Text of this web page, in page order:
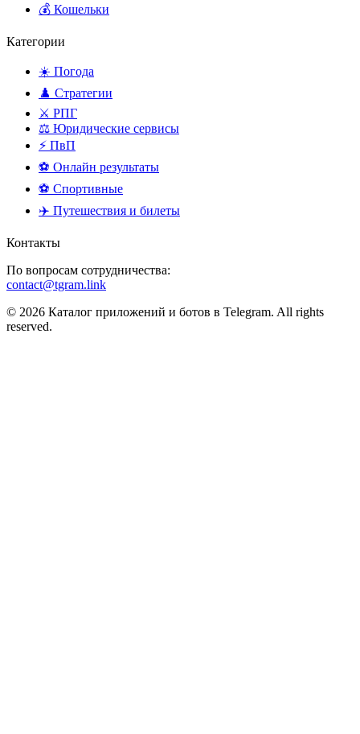
💰 Кошельки
Категории
☀️ Погода
♟️ Стратегии
⚔️ РПГ
⚖️ Юридические сервисы
⚡ ПвП
⚽ Онлайн результаты
⚽ Спортивные
✈️ Путешествия и билеты
Контакты
По вопросам сотрудничества:
contact@tgram.link
© 2026 Каталог приложений и ботов в Telegram. All rights
reserved.